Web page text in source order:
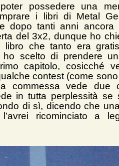
possedere una
i libri di Metal
dopo tanti anni ancora
del 3x2, dunque ho
libro che tanto era
ho scelto di prendere
capitolo, cosicché
contest (come
commessa vede due
in tutta perplessità se
di sì, dicendo che
ricominciato a